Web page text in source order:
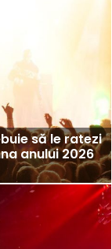
să le ratezi
anului 2026